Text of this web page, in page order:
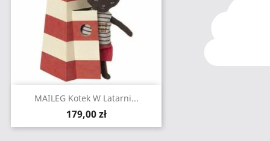
MAILEG Kotek W Latarni...
Cena
179,00 zł